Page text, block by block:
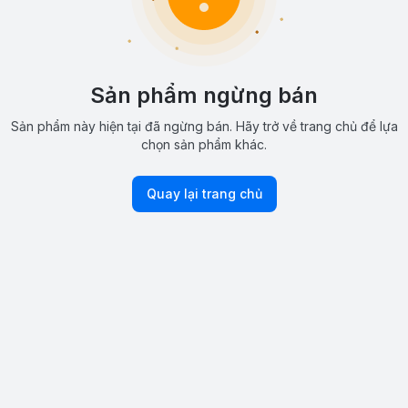
Sản phẩm ngừng bán
Sản phẩm này hiện tại đã ngừng bán. Hãy trở về trang chủ để lựa
chọn sản phẩm khác.
Quay lại trang chủ